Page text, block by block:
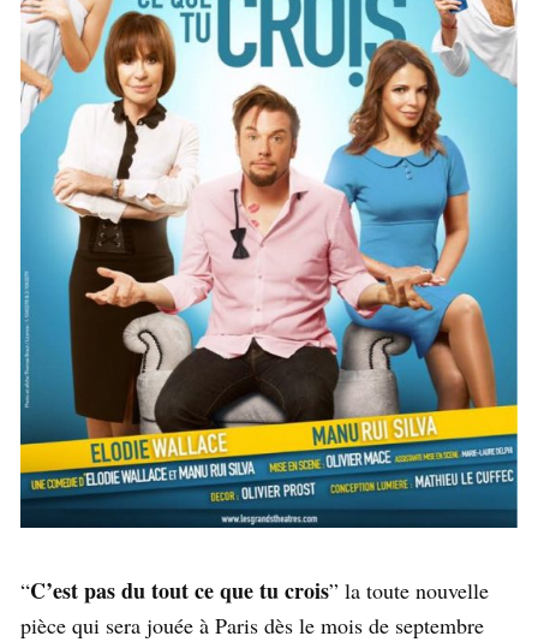
“C’est pas du tout ce que tu crois” la toute nouvelle
pièce qui sera jouée à Paris dès le mois de septembre